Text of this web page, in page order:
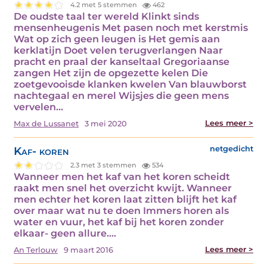
4.2 met 5 stemmen 462
De oudste taal ter wereld Klinkt sinds
mensenheugenis Met pasen noch met kerstmis
Wat op zich geen leugen is Het gemis aan
kerklatijn Doet velen terugverlangen Naar
pracht en praal der kanseltaal Gregoriaanse
zangen Het zijn de opgezette kelen Die
zoetgevooisde klanken kwelen Van blauwborst
nachtegaal en merel Wijsjes die geen mens
vervelen…
Max de Lussanet 3 mei 2020 Lees meer >
Kaf- koren netgedicht
2.3 met 3 stemmen 534
Wanneer men het kaf van het koren scheidt
raakt men snel het overzicht kwijt. Wanneer
men echter het koren laat zitten blijft het kaf
over maar wat nu te doen Immers horen als
water en vuur, het kaf bij het koren zonder
elkaar- geen allure.…
An Terlouw 9 maart 2016 Lees meer >